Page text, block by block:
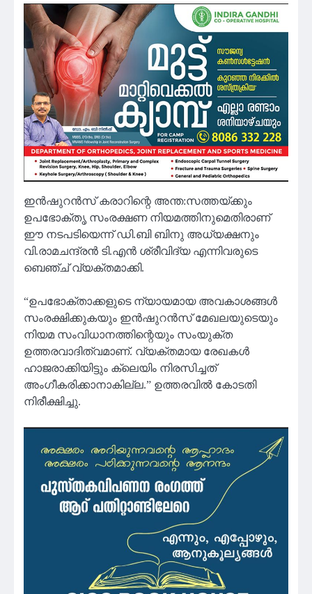
ഇൻഷുറൻസ് കരാറിന്റെ അന്ത:സത്തയ്ക്കും
ഉപഭോക്തൃ സംരക്ഷണ നിയമത്തിനുമെതിരാണ്
ഈ നടപടിയെന്ന് ഡി.ബി ബിനു അധ്യക്ഷനും
വി.രാമചന്ദ്രൻ ടി.എൻ ശ്രീവിദ്യ എന്നിവരുടെ
ബെഞ്ച് വ്യക്തമാക്കി.
“ഉപഭോക്താക്കളുടെ ന്യായമായ അവകാശങ്ങൾ
സംരക്ഷിക്കുകയും ഇൻഷുറൻസ് മേഖലയുടെയും
നിയമ സംവിധാനത്തിന്റെയും സംയുക്ത
ഉത്തരവാദിത്വമാണ്. വ്യക്തമായ രേഖകൾ
ഹാജരാക്കിയിട്ടും ക്ലെയിം നിരസിച്ചത്
അംഗീകരിക്കാനാകില്ല.” ഉത്തരവിൽ കോടതി
നിരീക്ഷിച്ചു.